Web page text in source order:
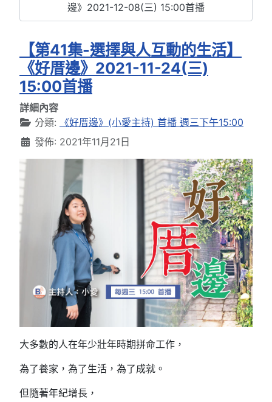
邊》2021-12-08(三) 15:00首播
【第41集-選擇與人互動的生活】
《好厝邊》2021-11-24(三)
15:00首播
詳細內容
分類:
《好厝邊》(小愛主持) 首播 週三下午15:00
發佈: 2021年11月21日
大多數的人在年少壯年時期拼命工作，
為了養家，為了生活，為了成就。
但隨著年紀增長，